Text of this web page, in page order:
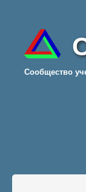
Cообщество